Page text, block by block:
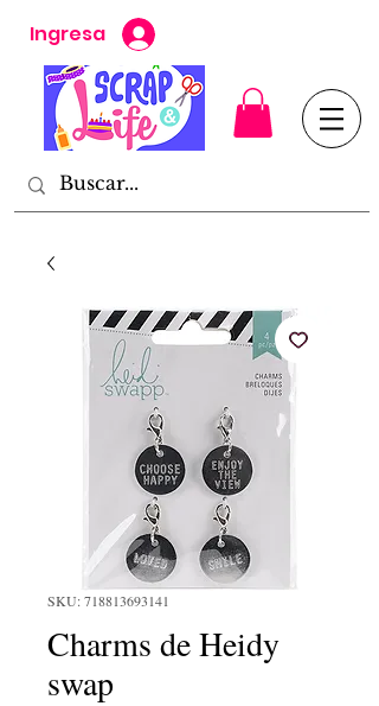
Ingresa
SKU: 718813693141
Charms de Heidy
swap